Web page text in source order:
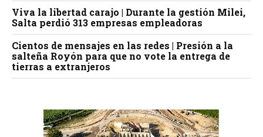
Viva la libertad carajo | Durante la gestión Milei,
Salta perdió 313 empresas empleadoras
Cientos de mensajes en las redes | Presión a la
salteña Royón para que no vote la entrega de
tierras a extranjeros